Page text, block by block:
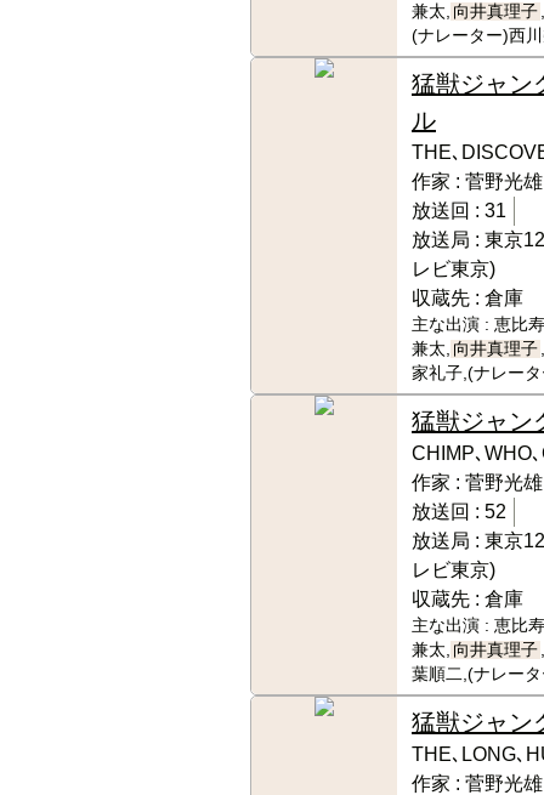
兼太, 向井真理子
(ナレーター)西
猛獣ジャン
ル
THE､
作家 : 菅野光
放送回 : 31
放送局 : 東京
レビ東京)
収蔵先 : 倉庫
主な出演 : 恵比
兼太, 向井真理子
家礼子,(ナレー
猛獣ジャン
CHIMP､WHO
作家 : 菅野光
放送回 : 52
放送局 : 東京
レビ東京)
収蔵先 : 倉庫
主な出演 : 恵比
兼太, 向井真理子
葉順二,(ナレー
猛獣ジャン
THE､LONG､
作家 : 菅野光